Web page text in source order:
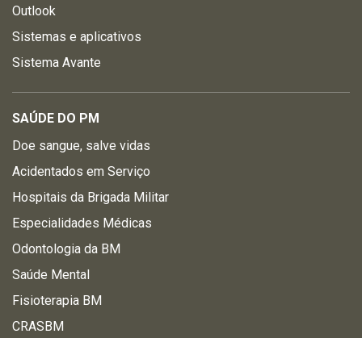
Outlook
Sistemas e aplicativos
Sistema Avante
SAÚDE DO PM
Doe sangue, salve vidas
Acidentados em Serviço
Hospitais da Brigada Militar
Especialidades Médicas
Odontologia da BM
Saúde Mental
Fisioterapia BM
CRASBM